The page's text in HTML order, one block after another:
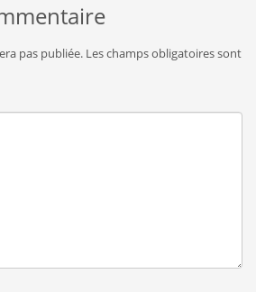
pas publiée. Les champs obligatoires sont